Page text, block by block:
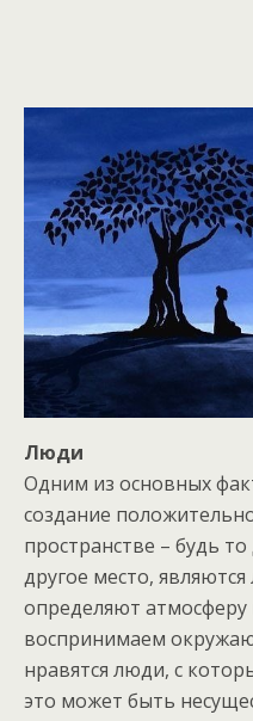
Люди
Одним из основных
создание
пространстве – будь
другое место,
определяют
воспринимаем
нравятся люди, с
это может быть